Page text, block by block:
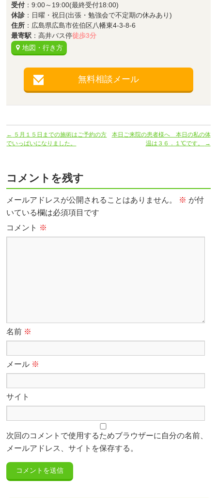
受付 ：9:00～19:00(最終受付18:00)
休診 ：日曜・祝日(出張・勉強会で不定期の休みあり)
住所 ：広島県広島市佐伯区八幡東4-3-8-6
最寄駅 ：高井バス停徒歩3分
地図・行き方
無料相談メール
← ５月１５日までの施術はご予約の方
でいっぱいになりました。
本日ご来院の患者様へ 本日の私の体
温は３６．１℃です。
→
コメントを残す
メールアドレスが公開されることはありません。 ※ が付
いている欄は必須項目です
コメント ※
名前 ※
メール ※
サイト
次回のコメントで使用するためブラウザーに自分の名前、
メールアドレス、サイトを保存する。